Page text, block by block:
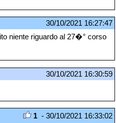
30/10/2021 16:27:47
niente riguardo al 27�° corso
30/10/2021 16:30:59
1 - 30/10/2021 16:33:02